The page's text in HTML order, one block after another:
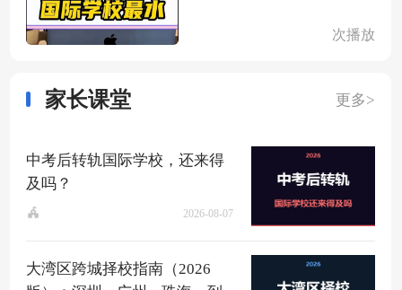
次播放
家长课堂 更多>
中考后转轨国际学校，还来得
及吗？
2026-08-07
大湾区跨城择校指南（2026